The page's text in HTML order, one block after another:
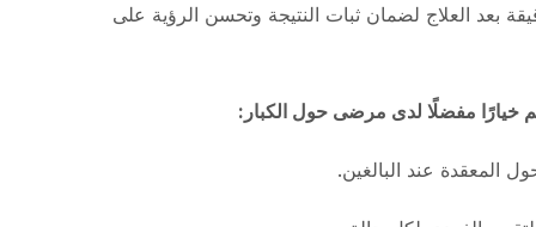
العلاج لضمان ثبات النتيجة وتحسن الرؤية على
خيارًا مفضلًا لدى مرضى حول الكبار:
عند البالغين.